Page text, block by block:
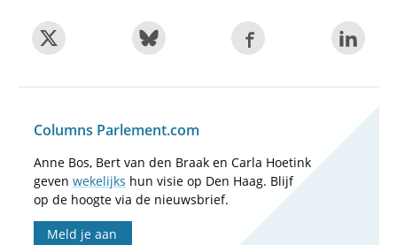
Columns Parlement.com
Anne Bos, Bert van den Braak en Carla Hoetink
geven wekelijks hun visie op Den Haag. Blijf
op de hoogte via de nieuwsbrief.
Meld je aan